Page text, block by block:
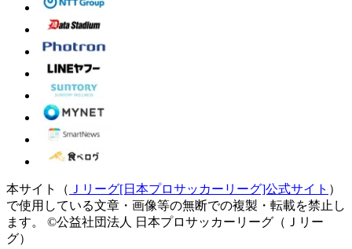
本サイト（ Ｊリーグ[日本プロサッカーリーグ]公式サイト ）
で使用している文章・画像等の無断での複製・転載を禁止し
ます。
©公益社団法人 日本プロサッカーリーグ（Ｊリー
グ）